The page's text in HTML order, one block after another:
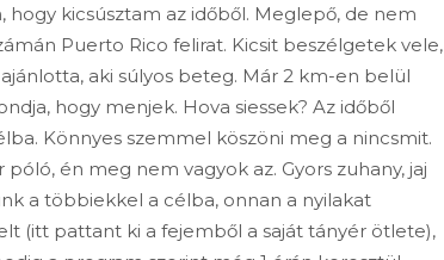
kicsúsztam az időből. Meglepő, de nem
Puerto Rico felirat. Kicsit beszélgetek vele,
aki súlyos beteg. Már 2 km-en belül
hogy menjek. Hova siessek? Az időből
Könnyes szemmel köszöni meg a nincsmit.
én meg nem vagyok az. Gyors zuhany, jaj
a többiekkel a célba, onnan a nyilakat
(itt pattant ki a fejemből a saját tányér ötlete),